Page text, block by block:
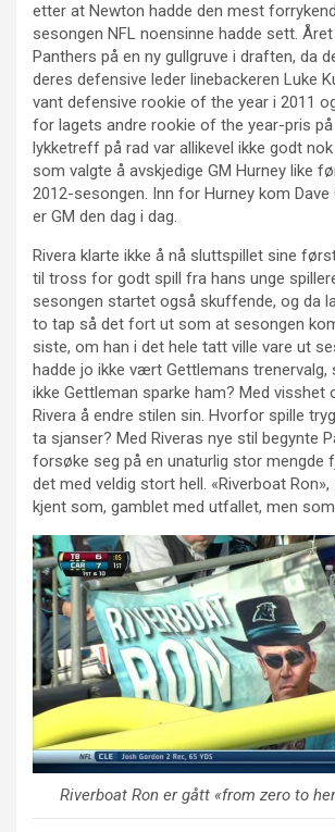
etter at Newton hadde den mest
sesongen NFL noensinne hadde sett.
Panthers på en ny gullgruve i draften, da
deres defensive leder linebackeren Luke
vant defensive rookie of the year i 2011
for lagets andre rookie of the year-pris på
lykketreff på rad var allikevel ikke godt
som valgte å avskjedige GM Hurney like
2012-sesongen. Inn for Hurney kom
er GM den dag i dag.
Rivera klarte ikke å nå sluttspillet sine
til tross for godt spill fra hans unge
sesongen startet også skuffende, og da
to tap så det fort ut som at sesongen
siste, om han i det hele tatt ville vare ut
hadde jo ikke vært Gettlemans trenervalg,
ikke Gettleman sparke ham? Med visshet
Rivera å endre stilen sin. Hvorfor spille
ta sjanser? Med Riveras nye stil begynte
forsøke seg på en unaturlig stor mengde
det med veldig stort hell. «Riverboat
kjent som, gamblet med utfallet, men
Riverboat Ron er gått «from zero to